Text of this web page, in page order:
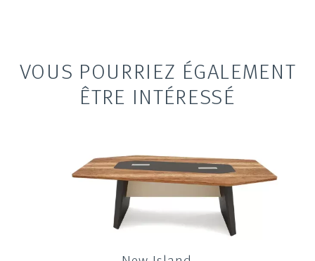
VOUS POURRIEZ ÉGALEMENT
ÊTRE INTÉRESSÉ